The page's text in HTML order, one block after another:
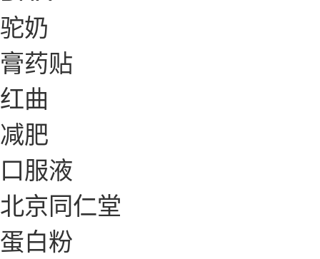
驼奶
膏药贴
红曲
减肥
口服液
北京同仁堂
蛋白粉